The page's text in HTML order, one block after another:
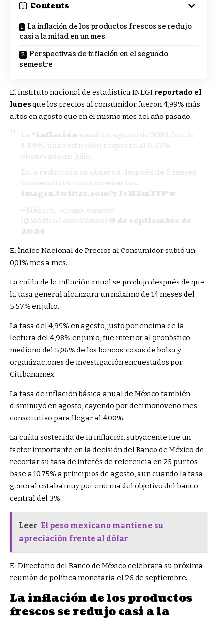
Contents
La inflación de los productos frescos se redujo
casi a la mitad en un mes
Perspectivas de inflación en el segundo
semestre
El instituto nacional de estadística INEGI reportado el
lunesque los precios al consumidor fueron 4,99% más
altos en agosto que en el mismo mes del año pasado.
La #inflaciónanual en agosto de 2024 fue de
4.99%, una reducción respecto al 5.57%
observada en julio.
Esta reducción se observa después de 5 meses
consecutivos con incrementos.
imagen.twitter.com/yJsH2mTYPw
—México, ¿cómo vamos?
(@MéxicoComoVamos) 9 de septiembre de
2024
El Índice Nacional de Precios al Consumidor subió un
0,01% mes a mes.
La caída de la inflación anual se produjo después de que
la tasa general alcanzara un máximo de 14 meses del
5,57% en julio.
La tasa del 4,99% en agosto, justo por encima de la
lectura del 4,98% en junio, fue inferior al pronóstico
mediano del 5,06% de los bancos, casas de bolsa y
organizaciones de investigación encuestados por
Citibanamex.
La tasa de inflación básica anual de México también
disminuyó en agosto, cayendo por decimonoveno mes
consecutivo para llegar al 4,00%.
La caída sostenida de la inflación subyacente fue un
factor importante en la decisión del Banco de México de
recortar su tasa de interés de referencia en 25 puntos
base a 10.75% a principios de agosto, aun cuando la tasa
general estaba muy por encima del objetivo del banco
central del 3%.
Leer El peso mexicano mantiene su
apreciación frente al dólar
El Directorio del Banco de México celebrará su próxima
reunión de política monetaria el 26 de septiembre.
La inflación de los productos
frescos se redujo casi a la